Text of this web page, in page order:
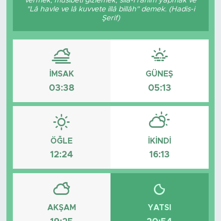
"Lâ havle ve lâ kuvvete illâ billâh" demek. (Hadis-i
Şerif)
İMSAK
03:38
GÜNEŞ
05:13
ÖĞLE
12:24
İKINDI
16:13
AKŞAM YATSI
Söyleşi
Foto Şaka
Teknoloji
Politika